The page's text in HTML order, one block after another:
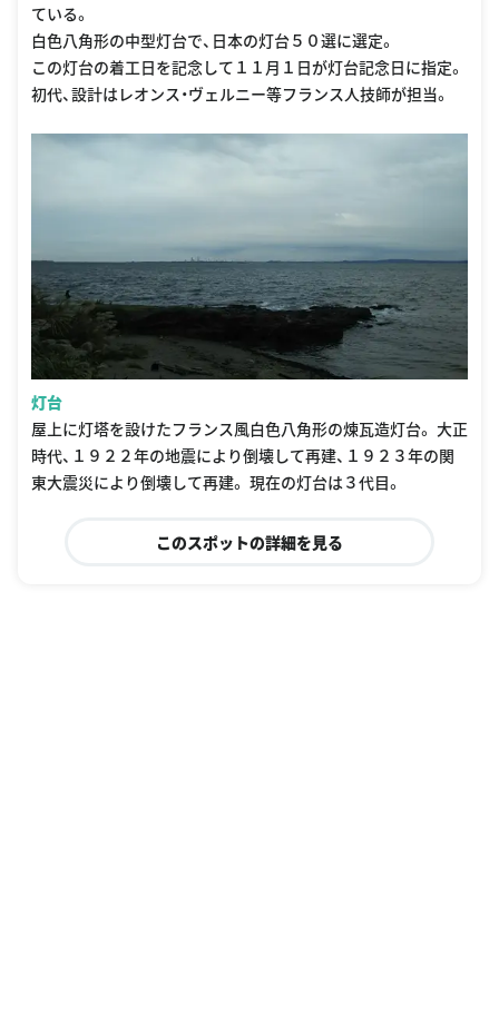
ている。
白色八角形の中型灯台で、日本の灯台５０選に選定。
この灯台の着工日を記念して１１月１日が灯台記念日に指定。
初代、設計はレオンス・ヴェルニー等フランス人技師が担当。
灯台
屋上に灯塔を設けたフランス風白色八角形の煉瓦造灯台。 大正
時代、１９２２年の地震により倒壊して再建、１９２３年の関
東大震災により倒壊して再建。 現在の灯台は３代目。
このスポットの詳細を見る